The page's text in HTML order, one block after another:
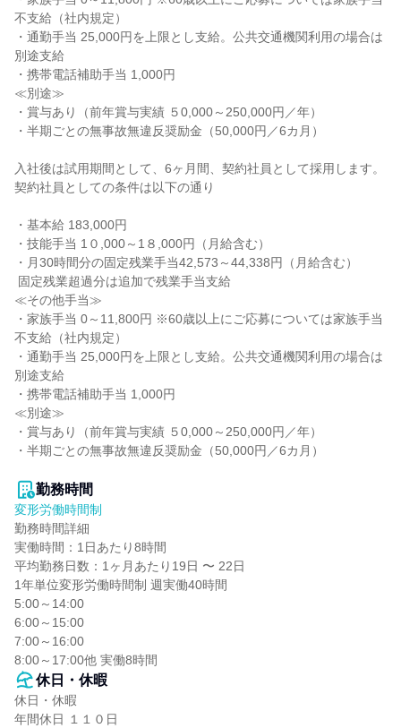
不支給（社内規定）
・通勤手当 25,000円を上限とし支給。公共交通機関利用の場合は
別途支給
・携帯電話補助手当 1,000円
≪別途≫
・賞与あり（前年賞与実績 ５0,000～250,000円／年）
・半期ごとの無事故無違反奨励金（50,000円／6カ月）
入社後は試用期間として、6ヶ月間、契約社員として採用します。
契約社員としての条件は以下の通り
・基本給 183,000円
・技能手当 1０,000～1８,000円（月給含む）
・月30時間分の固定残業手当42,573～44,338円（月給含む）
≪その他手当≫
・家族手当 0～11,800円 ※60歳以上にご応募については家族手当
不支給（社内規定）
・通勤手当 25,000円を上限とし支給。公共交通機関利用の場合は
別途支給
・携帯電話補助手当 1,000円
≪別途≫
・賞与あり（前年賞与実績 ５0,000～250,000円／年）
・半期ごとの無事故無違反奨励金（50,000円／6カ月）
勤務時間
変形労働時間制
勤務時間詳細
実働時間：1日あたり8時間
平均勤務日数：1ヶ月あたり19日 〜 22日
1年単位変形労働時間制 週実働40時間
5:00～14:00
6:00～15:00
7:00～16:00
8:00～17:00他 実働8時間
休日・休暇
休日・休暇
年間休日 １１０日